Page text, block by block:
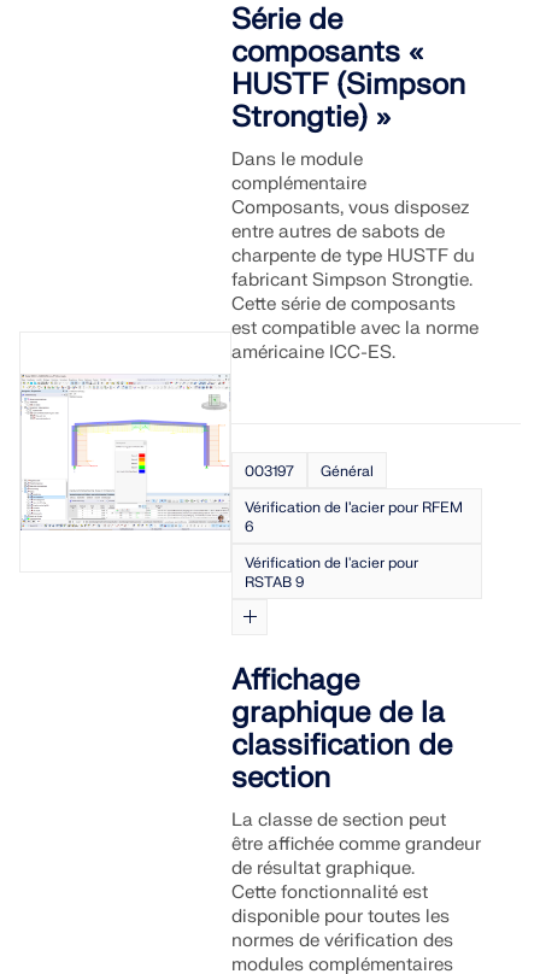
Série de
composants «
HUSTF (Simpson
Strongtie) »
Dans le module
complémentaire
Composants, vous disposez
entre autres de sabots de
charpente de type HUSTF du
fabricant Simpson Strongtie.
Cette série de composants
est compatible avec la norme
américaine ICC-ES.
003197
Général
Vérification de l’acier pour RFEM
6
Vérification de l'acier pour
RSTAB 9
Affichage
graphique de la
classification de
section
La classe de section peut
être affichée comme grandeur
de résultat graphique.
Cette fonctionnalité est
disponible pour toutes les
normes de vérification des
modules complémentaires